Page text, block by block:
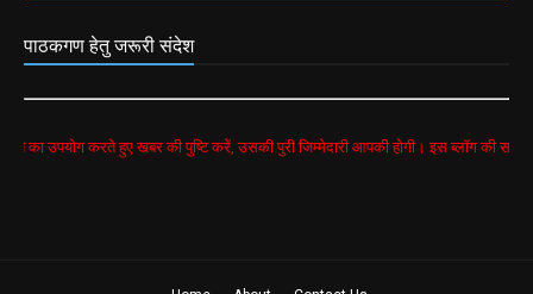
पाठकगण हेतु जरूरी संदेश
हुए खबर की पुष्टि करें, उसकी पुरी जिम्मेदारी आपकी होगी। इस ब्लॉग की सभी